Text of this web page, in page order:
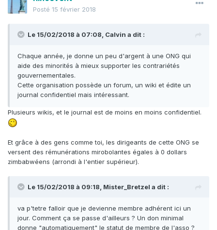
Posté 15 février 2018
Le 15/02/2018 à 07:08, Calvin a dit :
Chaque année, je donne un peu d'argent à une ONG qui
aide des minorités à mieux supporter les contrariétés
gouvernementales.
Cette organisation possède un forum, un wiki et édite un
journal confidentiel mais intéressant.
Plusieurs wikis, et le journal est de moins en moins confidentiel.
Et grâce à des gens comme toi, les dirigeants de cette ONG se
versent des rémunérations mirobolantes égales à 0 dollars
zimbabwéens (arrondi à l'entier supérieur).
Le 15/02/2018 à 09:18, Mister_Bretzel a dit :
va p'tetre falloir que je devienne membre adhérent ici un
jour. Comment ça se passe d'ailleurs ? Un don minimal
donne "automatiquement" le statut de membre de l'asso ?